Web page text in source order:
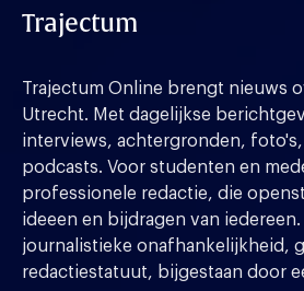
Trajectum
Trajectum Online brengt nieuws
Utrecht. Met dagelijkse
interviews, achtergronden, foto's,
podcasts. Voor studenten en
professionele redactie, die
ideeen en bijdragen van
journalistieke onafhankelijkheid,
redactiestatuut, bijgestaan door